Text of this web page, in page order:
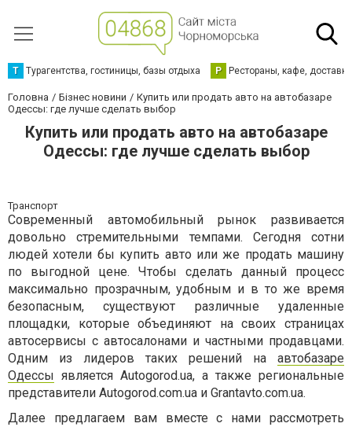
Т Турагентства, гостиницы, базы отдыха Р Рестораны, кафе,
Головна Бізнес новини
Купить или продать авто на автобазаре
Одессы: где лучше сделать выбор
Купить или продать авто на автобазаре
Одессы: где лучше сделать выбор
Транспорт
Современный автомобильный рынок развивается
довольно стремительными темпами. Сегодня сотни
людей хотели бы купить авто или же продать машину
по выгодной цене. Чтобы сделать данный процесс
максимально прозрачным, удобным и в то же время
безопасным, существуют различные удаленные
площадки, которые объединяют на своих страницах
автосервисы с автосалонами и частными продавцами.
Одним из лидеров таких решений на автобазаре
Одессы является Autogorod.ua, а также региональные
представители Autogorod.com.ua и Grantavto.com.ua.
Далее предлагаем вам вместе с нами рассмотреть